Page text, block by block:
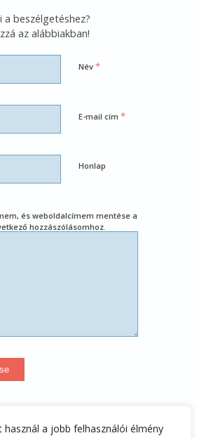
a jobb felhasználói élmény
a beszélgetéshez?
az alábbiakban!
Név *
E-mail cím *
Honlap
és weboldalcímem mentése a
hozzászólásomhoz.